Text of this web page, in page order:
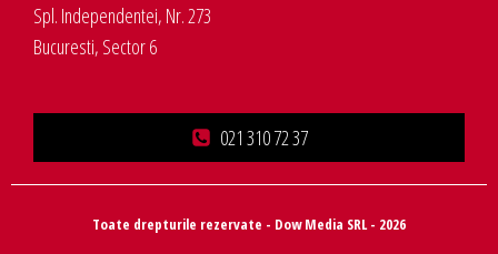
Spl. Independentei, Nr. 273
Bucuresti, Sector 6
021 310 72 37
Toate drepturile rezervate - Dow Media SRL - 2026